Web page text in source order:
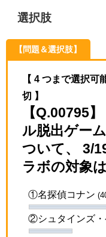
選択肢
【問題＆選択肢】
【 4 つまで選択
切 】
【Q.00795
ル脱出ゲー
ついて、 3/
ラボの対象
①名探偵コナン
②シュタインズ・